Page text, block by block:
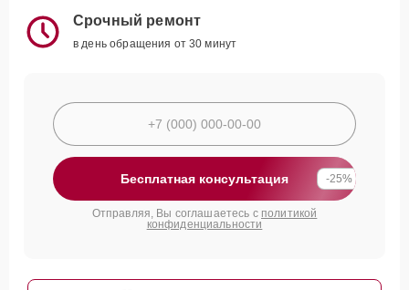
Срочный ремонт
в день обращения от 30 минут
Бесплатная консультация -25%
Отправляя, Вы соглашаетесь с политикой
конфиденциальности